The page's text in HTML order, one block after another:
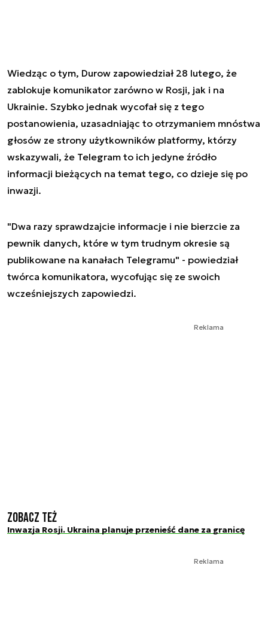
Wiedząc o tym, Durow zapowiedział 28 lutego, że
zablokuje komunikator zarówno w Rosji, jak i na
Ukrainie. Szybko jednak wycofał się z tego
postanowienia, uzasadniając to otrzymaniem mnóstwa
głosów ze strony użytkowników platformy, którzy
wskazywali, że Telegram to ich jedyne źródło
informacji bieżących na temat tego, co dzieje się po
inwazji.
"Dwa razy sprawdzajcie informacje i nie bierzcie za
pewnik danych, które w tym trudnym okresie są
publikowane na kanałach Telegramu" - powiedział
twórca komunikatora, wycofując się ze swoich
wcześniejszych zapowiedzi.
Reklama
Zobacz też
Inwazja Rosji. Ukraina planuje przenieść dane za granicę
Reklama